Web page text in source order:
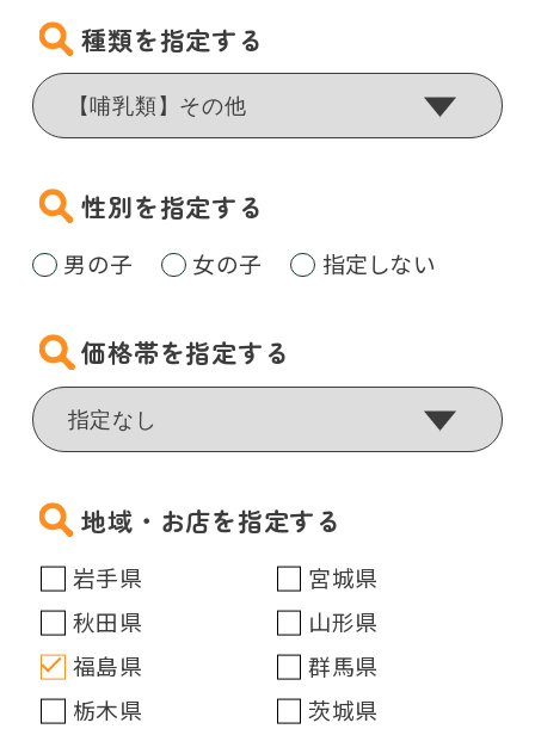
種類を指定する
性別を指定する
男の子 女の子 指定しない
価格帯を指定する
地域・お店を指定する
岩手県
宮城県
秋田県
山形県
福島県
群馬県
栃木県
茨城県